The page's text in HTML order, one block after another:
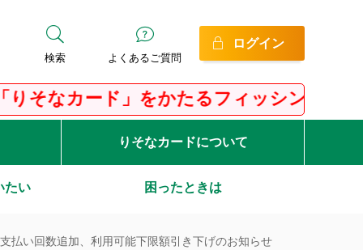
検索 よくあるご質問
ログイン
ード」をかたるフィッシングにご注意く
りそなカードについて
たい 困ったときは
払い回数追加、利用可能下限額引き下げのお知らせ